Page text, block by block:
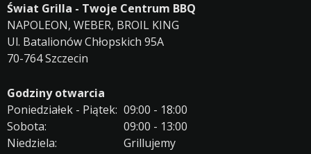
Świat Grilla - Twoje Centrum BBQ
NAPOLEON, WEBER, BROIL KING
Ul. Batalionów Chłopskich 95A
70-764 Szczecin
Godziny otwarcia
Poniedziałek - Piątek: 09:00 - 18:00
Sobota:
09:00 - 13:00
Niedziela:
Grillujemy